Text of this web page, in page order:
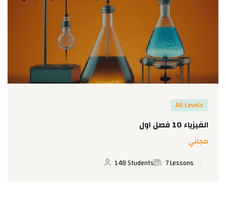
All Levels
الفيزياء 10 فصل اول
مجاني
7 Lessons
148 Students